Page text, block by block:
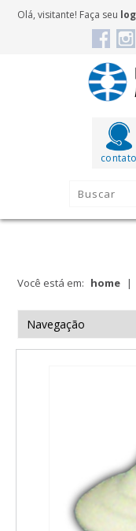
Olá, visitante! Faça seu
contato
Você está em: home |